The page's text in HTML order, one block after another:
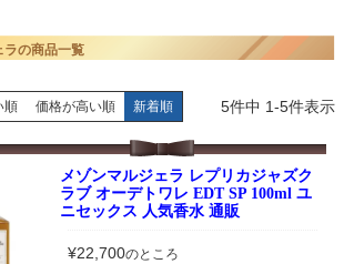
ラの商品一覧
順 価格が高い順 新着順 5件中 1-5件表示
メゾンマルジェラ レプリカジャズク
ラブ オーデトワレ EDT SP 100ml ユ
ニセックス 人気香水 通販
¥22,700のところ